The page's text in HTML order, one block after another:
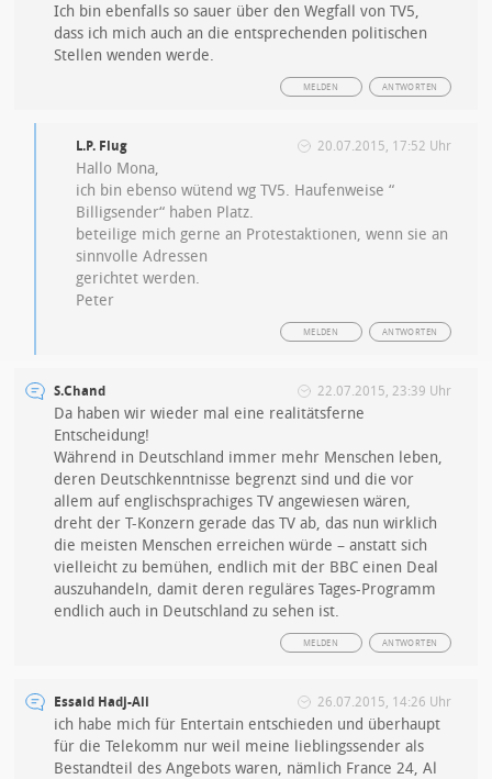
Ich bin ebenfalls so sauer über den Wegfall von TV5,
dass ich mich auch an die entsprechenden politischen
Stellen wenden werde.
ANTWORTEN
MELDEN
L.P. Flug 20.07.2015, 17:52 Uhr
Hallo Mona,
ich bin ebenso wütend wg TV5. Haufenweise “
Billigsender“ haben Platz.
beteilige mich gerne an Protestaktionen, wenn sie an
sinnvolle Adressen
gerichtet werden.
Peter
ANTWORTEN
MELDEN
S.Chand 22.07.2015, 23:39 Uhr
Da haben wir wieder mal eine realitätsferne
Entscheidung!
Während in Deutschland immer mehr Menschen leben,
deren Deutschkenntnisse begrenzt sind und die vor
allem auf englischsprachiges TV angewiesen wären,
dreht der T-Konzern gerade das TV ab, das nun wirklich
die meisten Menschen erreichen würde – anstatt sich
vielleicht zu bemühen, endlich mit der BBC einen Deal
auszuhandeln, damit deren reguläres Tages-Programm
endlich auch in Deutschland zu sehen ist.
ANTWORTEN
MELDEN
Essaid Hadj-Ali 26.07.2015, 14:26 Uhr
ich habe mich für Entertain entschieden und überhaupt
für die Telekomm nur weil meine lieblingssender als
Bestandteil des Angebots waren, nämlich France 24, Al